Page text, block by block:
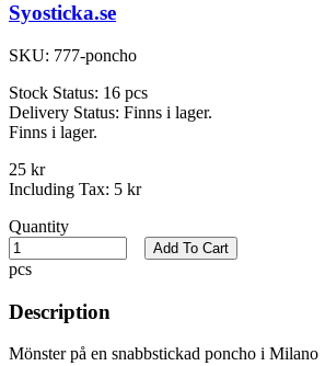
Syosticka.se
SKU: 777-poncho
Stock Status: 16 pcs
Delivery Status: Finns i lager.
Finns i lager.
25 kr
Including Tax: 5 kr
Quantity
pcs
Add To Cart
Description
Mönster på en snabbstickad poncho i Milano